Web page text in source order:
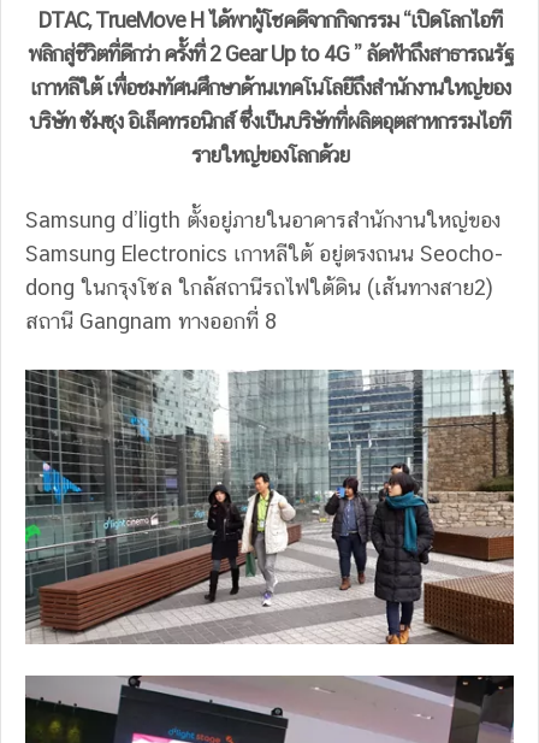
DTAC, TrueMove H ได้พาผู้โชคดีจากกิจกรรม “เปิดโลกไอที
พลิกสู่ชีวิตที่ดีกว่า ครั้งที่ 2 Gear Up to 4G ” ลัดฟ้าถึงสาธารณรัฐ
เกาหลีใต้ เพื่อชมทัศนศึกษาด้านเทคโนโลยีถึงสำนักงานใหญ่ของ
บริษัท ซัมซุง อิเล็คทรอนิกส์ ซึ่งเป็นบริษัทที่ผลิตอุตสาหกรรมไอที
รายใหญ่ของโลกด้วย
Samsung d’ligth ตั้งอยู่ภายในอาคารสำนักงานใหญ่ของ
Samsung Electronics เกาหลีใต้ อยู่ตรงถนน Seocho-
dong ในกรุงโซล ใกล้สถานีรถไฟใต้ดิน (เส้นทางสาย2)
สถานี Gangnam ทางออกที่ 8